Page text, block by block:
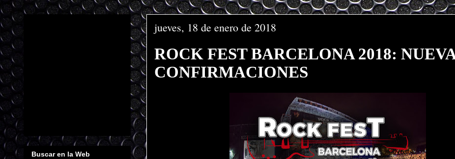
jueves, 18 de enero de 2018
ROCK FEST BARCELONA 2018:
CONFIRMACIONES
Buscar en la Web